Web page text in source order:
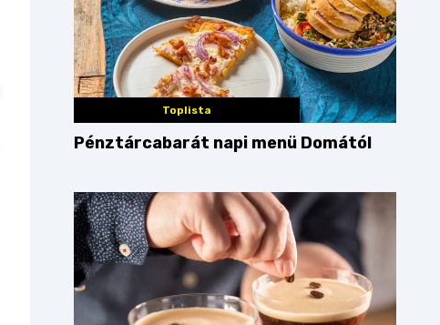
Toplista
Pénztárcabarát napi menü Domától